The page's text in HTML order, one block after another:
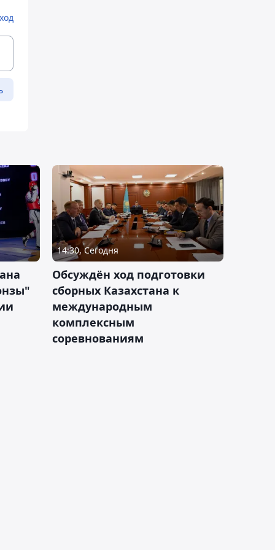
14:30, Сегодня
Обсуждён ход подготовки
сборных Казахстана к
международным
комплексным
соревнованиям